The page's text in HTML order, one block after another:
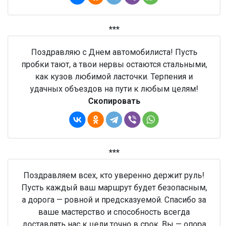
***
Поздравляю с Днем автомобилиста! Пусть
пробки тают, а твои нервы остаются стальными,
как кузов любимой ласточки. Терпения и
удачных объездов на пути к любым целям!
Скопировать
***
Поздравляем всех, кто уверенно держит руль!
Пусть каждый ваш маршрут будет безопасным,
а дорога — ровной и предсказуемой. Спасибо за
ваше мастерство и способность всегда
доставлять нас к цели точно в срок. Вы — опора